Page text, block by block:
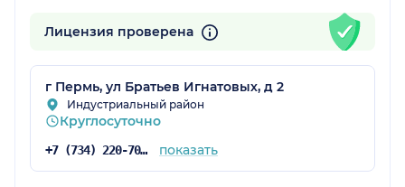
Лицензия проверена
г Пермь, ул Братьев Игнатовых, д 2
Индустриальный район
Круглосуточно
+7 (734) 220-70-83 показать